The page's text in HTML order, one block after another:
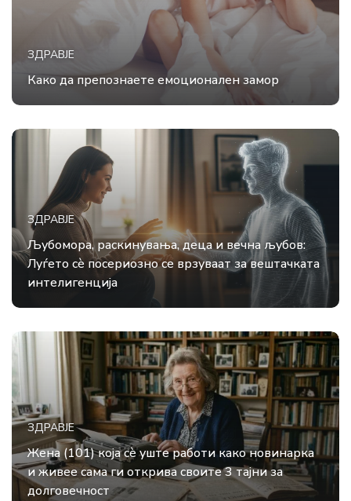
ЗДРАВЈЕ
Како да препознаете емоционален замор
ЗДРАВЈЕ
Љубомора, раскинувања, деца и вечна љубов:
Луѓето сè посериозно се врзуваат за вештачката
интелигенција
ЗДРАВЈЕ
Жена (101) која сè уште работи како новинарка
и живее сама ги открива своите 3 тајни за
долговечност